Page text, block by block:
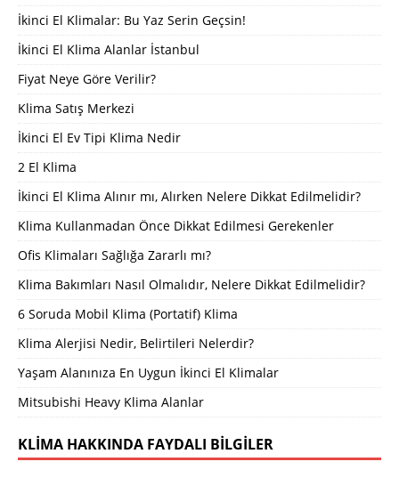
İkinci El Klimalar: Bu Yaz Serin Geçsin!
İkinci El Klima Alanlar İstanbul
Fiyat Neye Göre Verilir?
Klima Satış Merkezi
İkinci El Ev Tipi Klima Nedir
2 El Klima
İkinci El Klima Alınır mı, Alırken Nelere Dikkat Edilmelidir?
Klima Kullanmadan Önce Dikkat Edilmesi Gerekenler
Ofis Klimaları Sağlığa Zararlı mı?
Klima Bakımları Nasıl Olmalıdır, Nelere Dikkat Edilmelidir?
6 Soruda Mobil Klima (Portatif) Klima
Klima Alerjisi Nedir, Belirtileri Nelerdir?
Yaşam Alanınıza En Uygun İkinci El Klimalar
Mitsubishi Heavy Klima Alanlar
KLIMA HAKKINDA FAYDALI BILGILER